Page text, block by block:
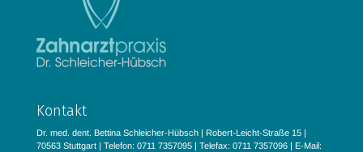
Kontakt
Dr. med. dent. Bettina Schleicher-Hübsch | Robert-Leicht-Straße 15 |
70563 Stuttgart | Telefon: 0711 7357095 | Telefax: 0711 7357096 | E-Mail: